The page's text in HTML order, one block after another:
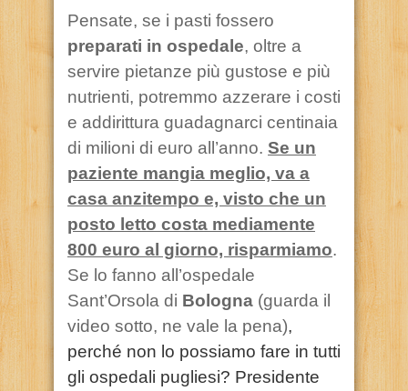
Pensate, se i pasti fossero
preparati in ospedale, oltre a
servire pietanze più gustose e più
nutrienti, potremmo azzerare i costi
e addirittura guadagnarci centinaia
di milioni di euro all’anno. Se un
paziente mangia meglio, va a
casa anzitempo e, visto che un
posto letto costa mediamente
800 euro al giorno, risparmiamo.
Se lo fanno all’ospedale
Sant’Orsola di Bologna (guarda il
video sotto, ne vale la pena),
perché non lo possiamo fare in tutti
gli ospedali pugliesi? Presidente